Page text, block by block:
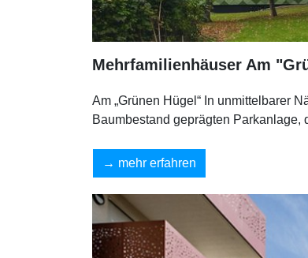
Mehrfamilienhäuser Am
Am „Grünen Hügel“ In unmittelbarer
Baumbestand geprägten Parkanlage,
mehr erfahren